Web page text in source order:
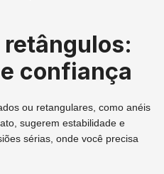
retângulos:
confiança
ou retangulares, como anéis
sugerem estabilidade e
sérias, onde você precisa